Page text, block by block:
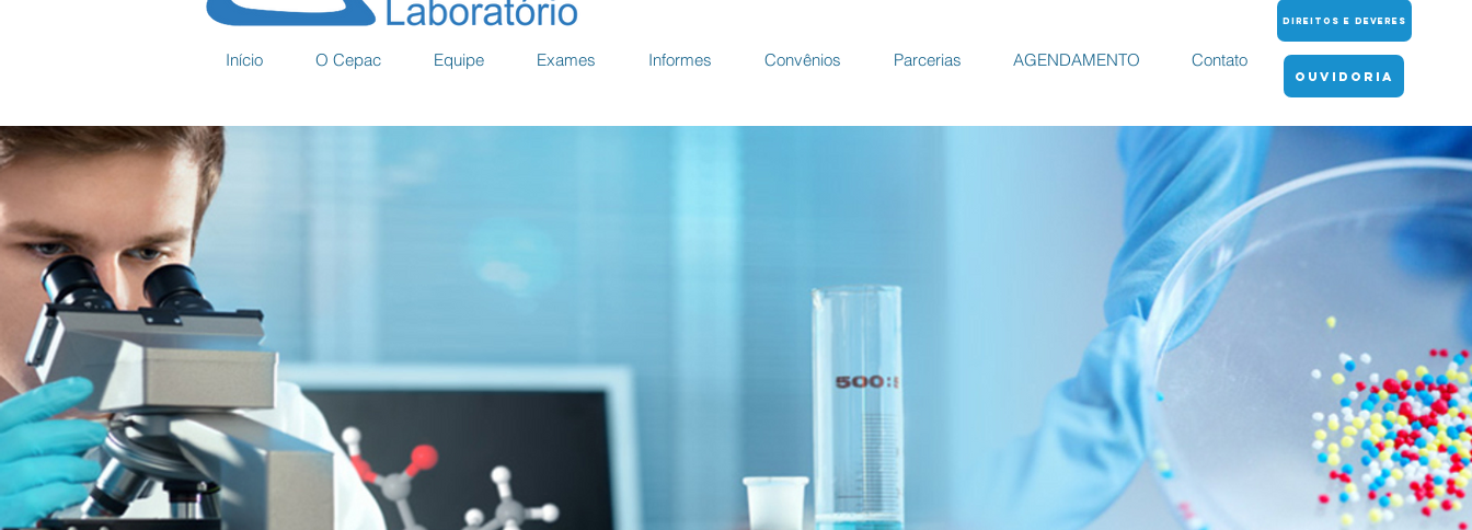
OUVIDORIA
Início O Cepac Equipe Exames Informes Convênios Parcerias AGENDAMENTO Contato
DIREITOS E DEVERES